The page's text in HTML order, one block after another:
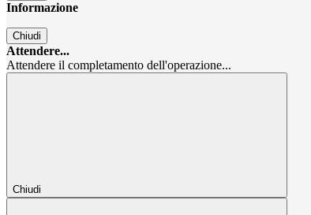
Informazione
Chiudi
Attendere...
Attendere il completamento dell'operazione...
Chiudi